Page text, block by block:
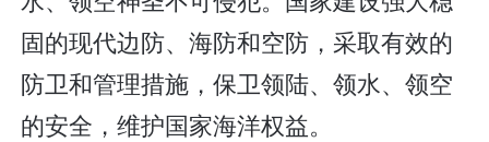
固的现代边防、海防和空防，采取有效的
防卫和管理措施，保卫领陆、领水、领空
的安全，维护国家海洋权益。